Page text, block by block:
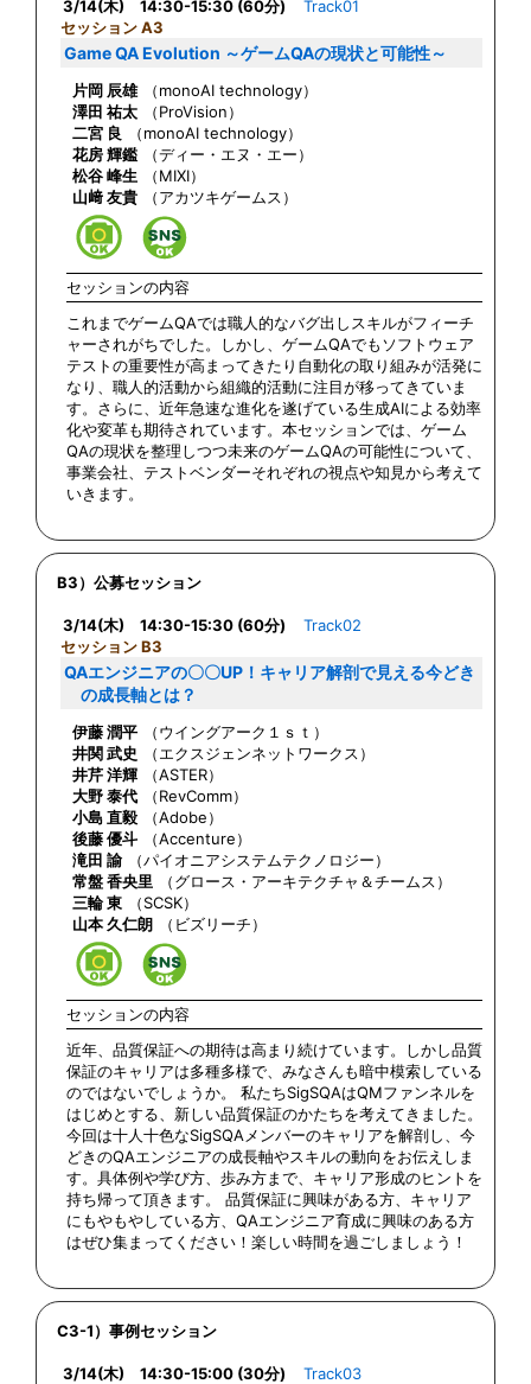
3/14(木) 14:30-15:30 (60分)
Track01
セッション A3
Game QA Evolution ～ゲームQAの現状と可能性～
片岡 辰雄
（monoAI technology）
澤田 祐太
（ProVision）
二宮 良
（monoAI technology）
花房 輝鑑
（ディー・エヌ・エー）
松谷 峰生
（MIXI）
山﨑 友貴
（アカツキゲームス）
セッションの内容
これまでゲームQAでは職人的なバグ出しスキルがフィーチ
ャーされがちでした。しかし、ゲームQAでもソフトウェア
テストの重要性が高まってきたり自動化の取り組みが活発に
なり、職人的活動から組織的活動に注目が移ってきていま
す。さらに、近年急速な進化を遂げている生成AIによる効率
化や変革も期待されています。本セッションでは、ゲーム
QAの現状を整理しつつ未来のゲームQAの可能性について、
事業会社、テストベンダーそれぞれの視点や知見から考えて
いきます。
B3）公募セッション
3/14(木) 14:30-15:30 (60分)
Track02
セッション B3
QAエンジニアの〇〇UP！キャリア解剖で見える今どき
の成長軸とは？
伊藤 潤平
（ウイングアーク１ｓｔ）
井関 武史
（エクスジェンネットワークス）
井芹 洋輝
（ASTER）
大野 泰代
（RevComm）
小島 直毅
（Adobe）
後藤 優斗
（Accenture）
滝田 諭
（パイオニアシステムテクノロジー）
常盤 香央里
（グロース・アーキテクチャ＆チームス）
三輪 東
（SCSK）
山本 久仁朗
（ビズリーチ）
セッションの内容
近年、品質保証への期待は高まり続けています。しかし品質
保証のキャリアは多種多様で、みなさんも暗中模索している
のではないでしょうか。 私たちSigSQAはQMファンネルを
はじめとする、新しい品質保証のかたちを考えてきました。
今回は十人十色なSigSQAメンバーのキャリアを解剖し、今
どきのQAエンジニアの成長軸やスキルの動向をお伝えしま
す。具体例や学び方、歩み方まで、キャリア形成のヒントを
持ち帰って頂きます。 品質保証に興味がある方、キャリア
にもやもやしている方、QAエンジニア育成に興味のある方
はぜひ集まってください！楽しい時間を過ごしましょう！
C3-1）事例セッション
3/14(木) 14:30-15:00 (30分) Track03